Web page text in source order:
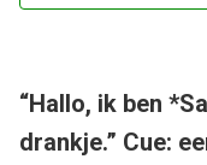
“Hallo, ik ben
drankje.” Cue: